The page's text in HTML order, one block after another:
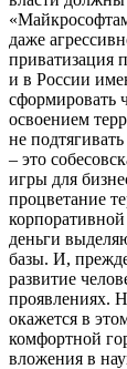
даже
приватизация
и в России
сформировать
освоением
не
– это
игры для
процветание
корпоративной
деньги
базы. И,
развитие
проявлениях.
окажется в
комфортной
вложения в